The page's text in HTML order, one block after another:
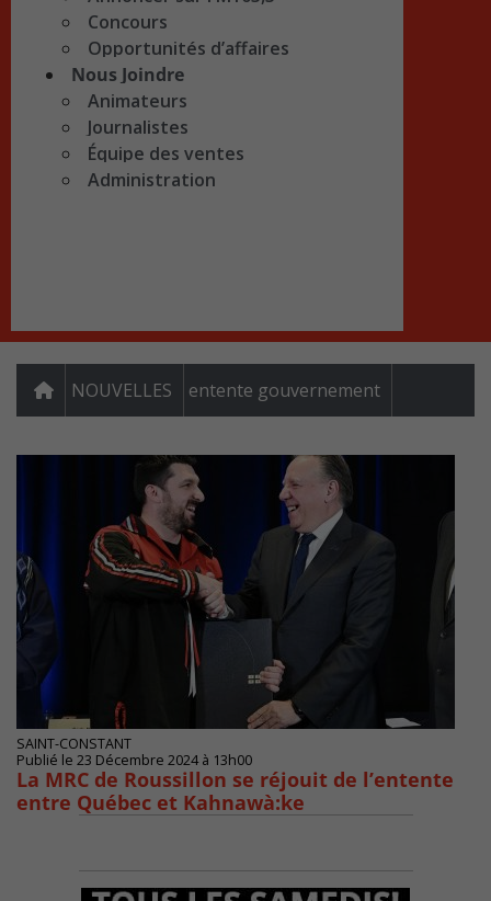
Concours
Opportunités d’affaires
Nous Joindre
Animateurs
Journalistes
Équipe des ventes
Administration
NOUVELLES entente gouvernement
SAINT-CONSTANT
Publié le 23 Décembre 2024 à 13h00
La MRC de Roussillon se réjouit de l’entente
entre Québec et Kahnawà:ke